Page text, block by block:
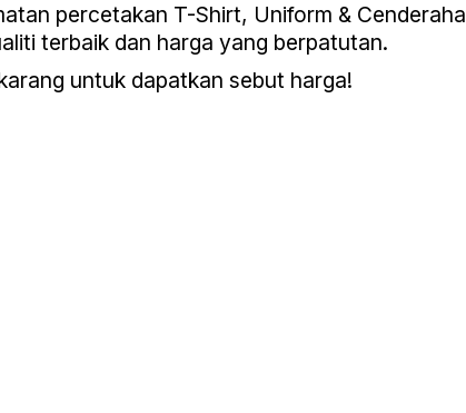
percetakan T-Shirt, Uniform &
terbaik dan harga yang berpatutan.
untuk dapatkan sebut harga!